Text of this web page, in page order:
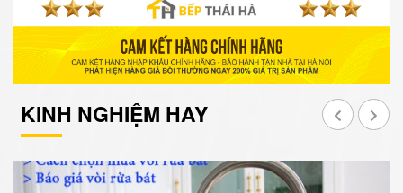
KINH NGHIỆM HAY